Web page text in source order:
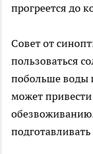
прогреется до
Совет от
пользоваться
побольше воды
может